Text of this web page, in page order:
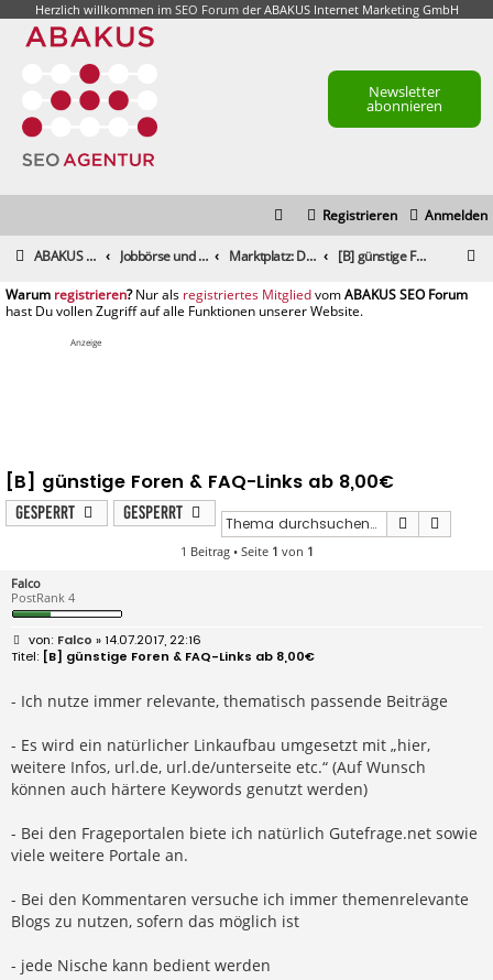
Herzlich willkommen im SEO Forumder ABAKUS Internet Marketing GmbH
Newsletter
abonnieren
Anmelden
Registrieren
ABAKUS Foren-Übersicht Jobbörse und Marktplatz Marktplatz: Dienstleistungen [B] günstige Foren & FAQ-Links ab 8,00€
registrieren registriertes Mitglied
Anzeige
[B] günstige Foren & FAQ-Links ab 8,00€
Gesperrt Gesperrt Suche
1 Beitrag • Seite 1 von 1
Falco
PostRank 4
B
e
i
r
a
Falco » 14.07.2017, 22:16
[B] günstige Foren & FAQ-Links ab 8,00€
- Ich nutze immer relevante, thematisch passende Beiträge
- Es wird ein natürlicher Linkaufbau umgesetzt mit „hier,
weitere Infos, url.de, url.de/unterseite etc.“ (Auf Wunsch
können auch härtere Keywords genutzt werden)
- Bei den Frageportalen biete ich natürlich Gutefrage.net sowie
viele weitere Portale an.
- Bei den Kommentaren versuche ich immer themenrelevante
Blogs zu nutzen, sofern das möglich ist
- jede Nische kann bedient werden